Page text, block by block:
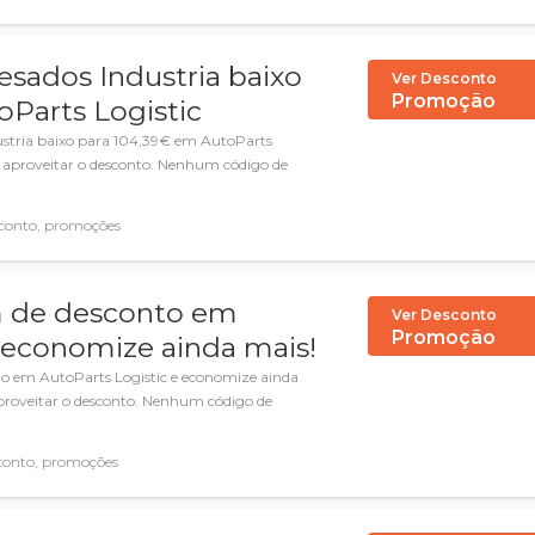
Industria baixo
Logistic
baixo para 104,39€ em AutoParts
o desconto. Nenhum código de
promoções
Ver Desconto
Promoção
desconto em
ainda mais!
em AutoParts Logistic e economize ainda
o desconto. Nenhum código de
promoções
Ver Desconto
Promoção